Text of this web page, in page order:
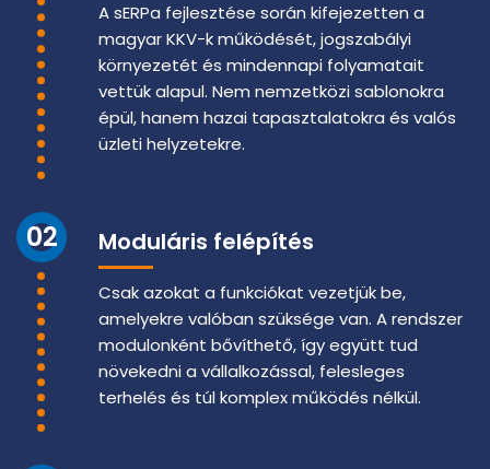
A sERPa fejlesztése során kifejezetten a
magyar KKV-k működését, jogszabályi
környezetét és mindennapi folyamatait
vettük alapul. Nem nemzetközi sablonokra
épül, hanem hazai tapasztalatokra és valós
üzleti helyzetekre.
02 Moduláris felépítés
Csak azokat a funkciókat vezetjük be,
amelyekre valóban szüksége van. A rendszer
modulonként bővíthető, így együtt tud
növekedni a vállalkozással, felesleges
terhelés és túl komplex működés nélkül.